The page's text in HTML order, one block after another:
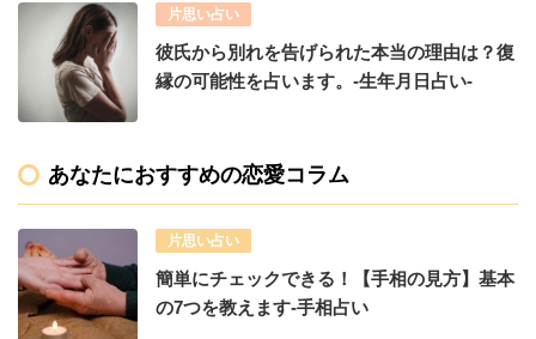
片思い占い
彼氏から別れを告げられた本当の理由は？復
縁の可能性を占います。-生年月日占い-
あなたにおすすめの恋愛コラム
片思い占い
簡単にチェックできる！【手相の見方】基本
の7つを教えます-手相占い